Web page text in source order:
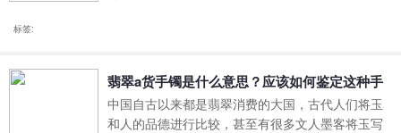
不齐、以次充好的现象时有发生，商家也往往设计
了各种陷阱来欺骗新人。
标签:
翡翠a货手镯是什么意思？应该如何鉴定这种手
镯呢？
中国自古以来都是翡翠消费的大国，古代人们将玉
和人的品德进行比较，甚至有很多文人墨客将玉写